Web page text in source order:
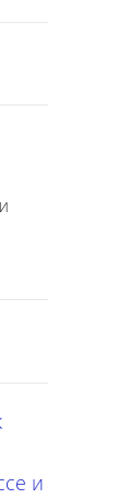
и